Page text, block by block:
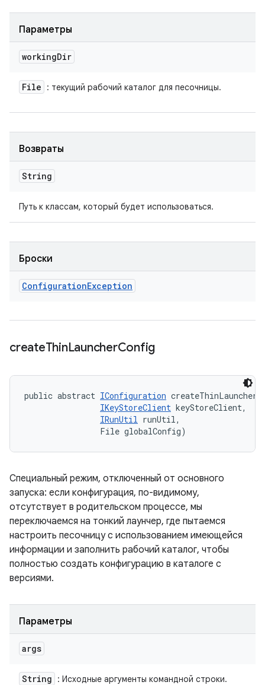
Параметры
workingDir
File : текущий рабочий каталог для песочницы.
Возвраты
String
Путь к классам, который будет использоваться.
Броски
ConfigurationException
createThinLauncherConfig
public abstract IConfiguration
IKeyStoreClient keyStoreClient,
IRunUtil runUtil,
                File globalConfig)
Специальный режим, отключенный от основного
запуска: если конфигурация, по-видимому,
отсутствует в родительском процессе, мы
переключаемся на тонкий лаунчер, где пытаемся
настроить песочницу с использованием имеющейся
информации и заполнить рабочий каталог, чтобы
полностью создать конфигурацию в каталоге с
версиями.
Параметры
args
String : Исходные аргументы командной строки.